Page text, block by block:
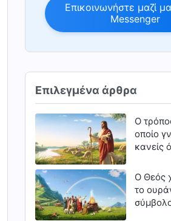
Επικοινωνήστε μαζί
Messenger
Επιλεγμένα άρθρα
Ο
οποίο
κανείς
οδός
Ο Θεός
το